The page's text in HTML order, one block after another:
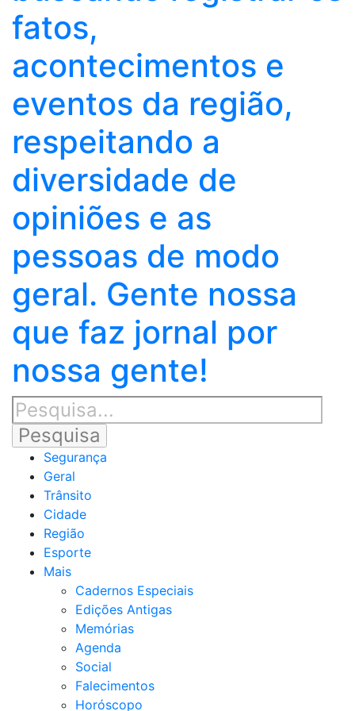
fatos,
acontecimentos e
eventos da região,
respeitando a
diversidade de
opiniões e as
pessoas de modo
geral. Gente nossa
que faz jornal por
nossa gente!
Segurança
Geral
Trânsito
Cidade
Região
Esporte
Mais
Cadernos Especiais
Edições Antigas
Memórias
Agenda
Social
Falecimentos
Horóscopo